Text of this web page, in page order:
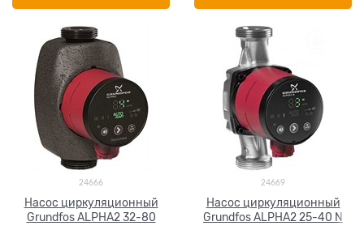
24666
Насос циркуляционный
Grundfos ALPHA2 32-80
24669
Насос циркуляционный
Grundfos ALPHA2 25-40 N